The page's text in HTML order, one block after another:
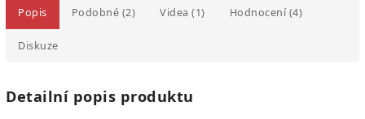
Popis Podobné (2) Videa (1) Hodnocení (4)
Diskuze
Detailní popis produktu